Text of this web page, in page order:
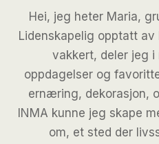
Hei, jeg heter Maria,
Lidenskapelig opptatt
vakkert, deler jeg i
oppdagelser og
ernæring, dekorasjon,
INMA kunne jeg skape
om, et sted der